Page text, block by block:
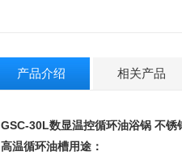
产品介绍 相关产品
GSC-30L数显温控循环油浴锅 不锈
高温循环油槽用途：